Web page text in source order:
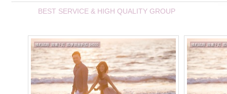
BEST SERVICE & HIGH QUALITY GROUP